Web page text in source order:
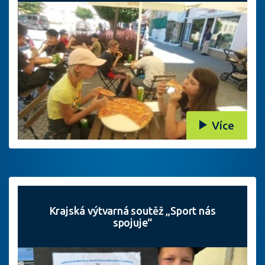
Více
Krajská výtvarná soutěž „Sport nás
spojuje“